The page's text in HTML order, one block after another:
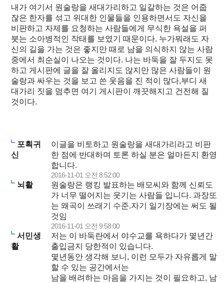
내가 여기서 원술랑을 새대가리하고 일갈하는 것은 어줍
잖은 한자를 섞고 위대한 인물들을 인용하면서도 자신을
비판하고 자제를 요청하는 사람들에게 무식한 욕설을 퍼
붓는 소아병적인 작태를 보였기 때문이다. 누가뭐래도 자
신의 길을 가는 것은 좋지만 때로 남을 의식하지 않는 사람
중에서 최순실이 나오는 것이다. 나는 바둑을 잘 두지도 못
하고 게시판에 글을 잘 올리지도 않지만 많은 사람들이 원
술랑과 싸우는 것을 보고 쓴 웃음을 진 적이 많다,부디 새
대가리 짓을 멈추면 여기 게시판이 깨끗해지고 건전해 질
것이다.
포획귀
신
이글을 비토하고 원술랑을 새대가리라고 비판
한 점에 반대하며 토론 하실 분은 얼마든지 환영
합니다.
2016-11-01 오전 8:52:00
뇌활
원술랑은 랭킹 발표하는 배모씨와 함께 신뢰도
가 너무 떨어지는 웃기는 사람들 입니다. 과장또
는 왜곡이 쓰래기 수준.자기 일기장에는 써도 될
것임
2016-11-01 오전 9:58:00
서민생
활
저는 이 바둑란에서 야수교를 욕하다가 몇년간
출입금지 당한적이 있습니다.
몇년동안 생각해 보니, 이런 모두가 자유롭게 말
할 수 있는 공간에서는
남을 배려하는 마음을 가지는 것이 필요하고, 남